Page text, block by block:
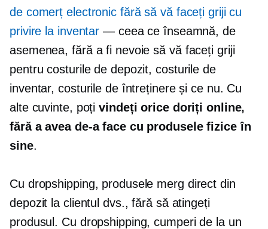
de comerț electronic fără să vă faceți griji cu
privire la inventar — ceea ce înseamnă, de
asemenea, fără a fi nevoie să vă faceți griji
pentru costurile de depozit, costurile de
inventar, costurile de întreținere și ce nu. Cu
alte cuvinte, poțivindeți orice doriți online,
fără a avea de-a face cu produsele fizice în
sine.
Cu dropshipping, produsele merg direct din
depozit la clientul dvs., fără să atingeți
produsul. Cu dropshipping, cumperi de la un